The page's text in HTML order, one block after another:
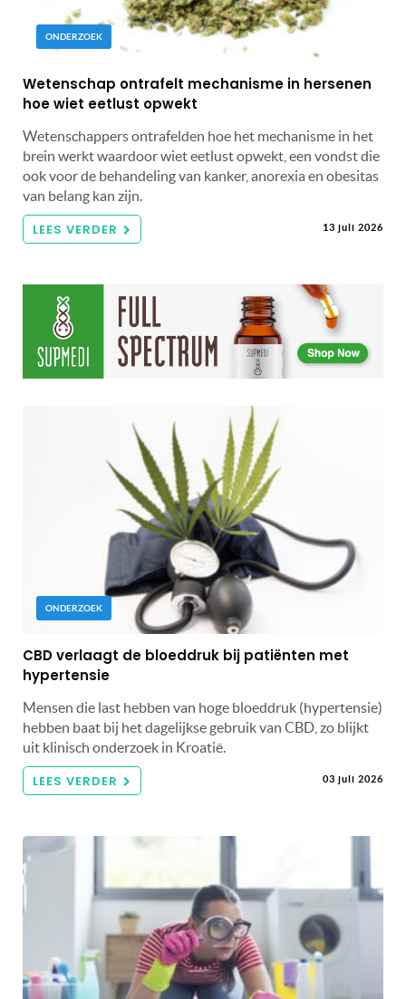
ONDERZOEK
Wetenschap ontrafelt mechanisme in hersenen
hoe wiet eetlust opwekt
Wetenschappers ontrafelden hoe het mechanisme in het
brein werkt waardoor wiet eetlust opwekt, een vondst die
ook voor de behandeling van kanker, anorexia en obesitas
van belang kan zijn.
LEES VERDER 13 juli 2026
ONDERZOEK
CBD verlaagt de bloeddruk bij patiënten met
hypertensie
Mensen die last hebben van hoge bloeddruk (hypertensie)
hebben baat bij het dagelijkse gebruik van CBD, zo blijkt
uit klinisch onderzoek in Kroatië.
LEES VERDER 03 juli 2026